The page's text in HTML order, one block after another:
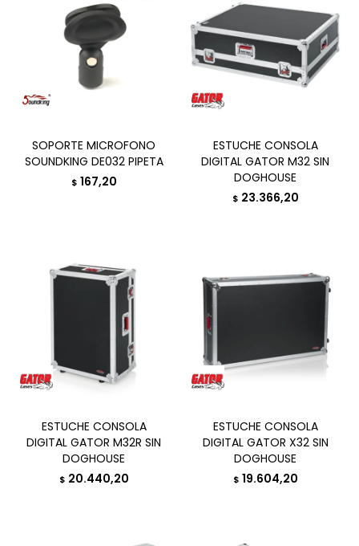
SOPORTE MICROFONO
SOUNDKING DE032 PIPETA
$ 167,20
ESTUCHE CONSOLA
DIGITAL GATOR M32 SIN
DOGHOUSE
$ 23.366,20
ESTUCHE CONSOLA
DIGITAL GATOR M32R SIN
DOGHOUSE
$ 20.440,20
ESTUCHE CONSOLA
DIGITAL GATOR X32 SIN
DOGHOUSE
$ 19.604,20